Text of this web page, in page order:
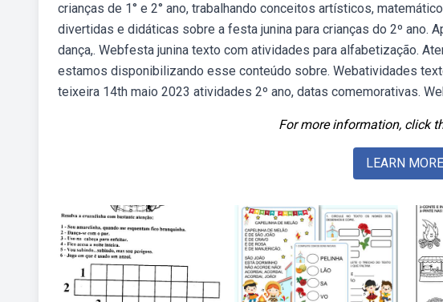
crianças de 1° e 2° ano, trabalhando conceitos artísticos,
divertidas e didáticas sobre a festa junina para crianças do 2º ano.
dança,. Webfesta junina texto com atividades para alfabetização.
estamos disponibilizando esse conteúdo sobre. Webatividades
teixeira 14th maio 2023 atividades 2º ano, datas comemorativas.
For more information, click
LEARN MORE